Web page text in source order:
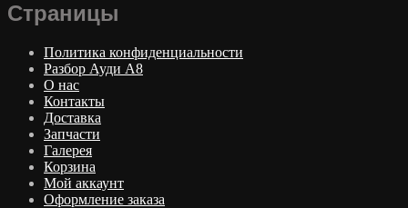
Страницы
Политика конфиденциальности
Разбор Ауди А8
О нас
Контакты
Доставка
Запчасти
Галерея
Корзина
Мой аккаунт
Оформление заказа